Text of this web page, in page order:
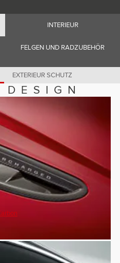
INTERIEUR
FELGEN UND RADZUBEHÖR
EXTERIEUR SCHUTZ